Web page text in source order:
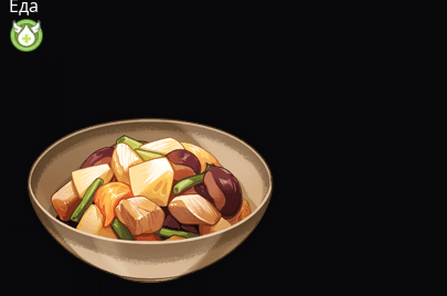
Еда